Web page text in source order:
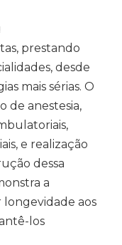
prestando
desde
mais sérias. O
de anestesia,
e realização
dessa
a
aos
los